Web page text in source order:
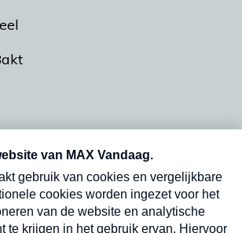
abonnement op onze
vrijdag- en dinsdagochtend in
Verzend